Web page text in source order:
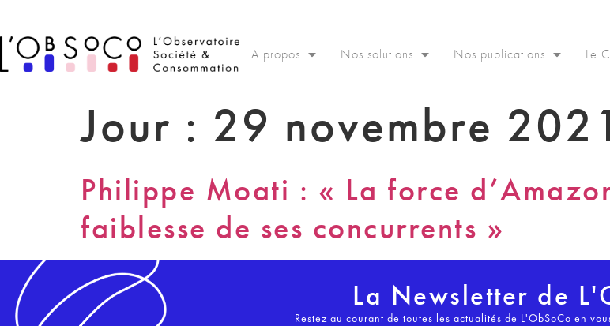
A propos Nos solutions Nos publications Le
Jour : 29 novembre
Philippe Moati : « La force
faiblesse de ses concurrents »
La Newsletter de
Restez au courant de toutes les actualités de L'ObSoCo en